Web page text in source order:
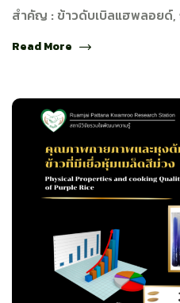
สำคัญ : ข้าวดับเบิลแฮพลอยด์,
Read More